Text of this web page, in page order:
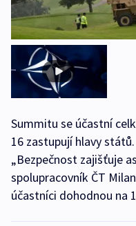
Summitu se účastní
16 zastupují hlavy
„Bezpečnost zajišťuje
spolupracovník ČT
účastníci dohodnou na